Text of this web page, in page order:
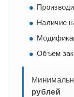
Наличие
Объем
рублей